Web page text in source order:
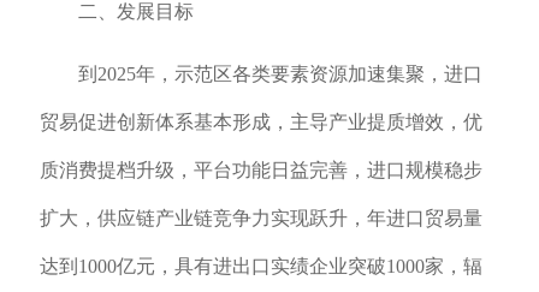
二、发展目标
到2025年，示范区各类要素资源加速集聚，进口
贸易促进创新体系基本形成，主导产业提质增效，优
质消费提档升级，平台功能日益完善，进口规模稳步
扩大，供应链产业链竞争力实现跃升，年进口贸易量
达到1000亿元，具有进出口实绩企业突破1000家，辐